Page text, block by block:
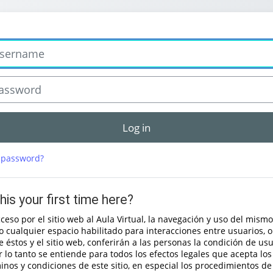
Log in
your first time here?
por el sitio web al Aula Virtual, la navegación y uso del
cualquier espacio habilitado para interacciones entre usuarios, o
éstos y el sitio web, conferirán a las personas la condición de
lo tanto se entiende para todos los efectos legales que acepta los
y condiciones de este sitio, en especial los procedimientos de